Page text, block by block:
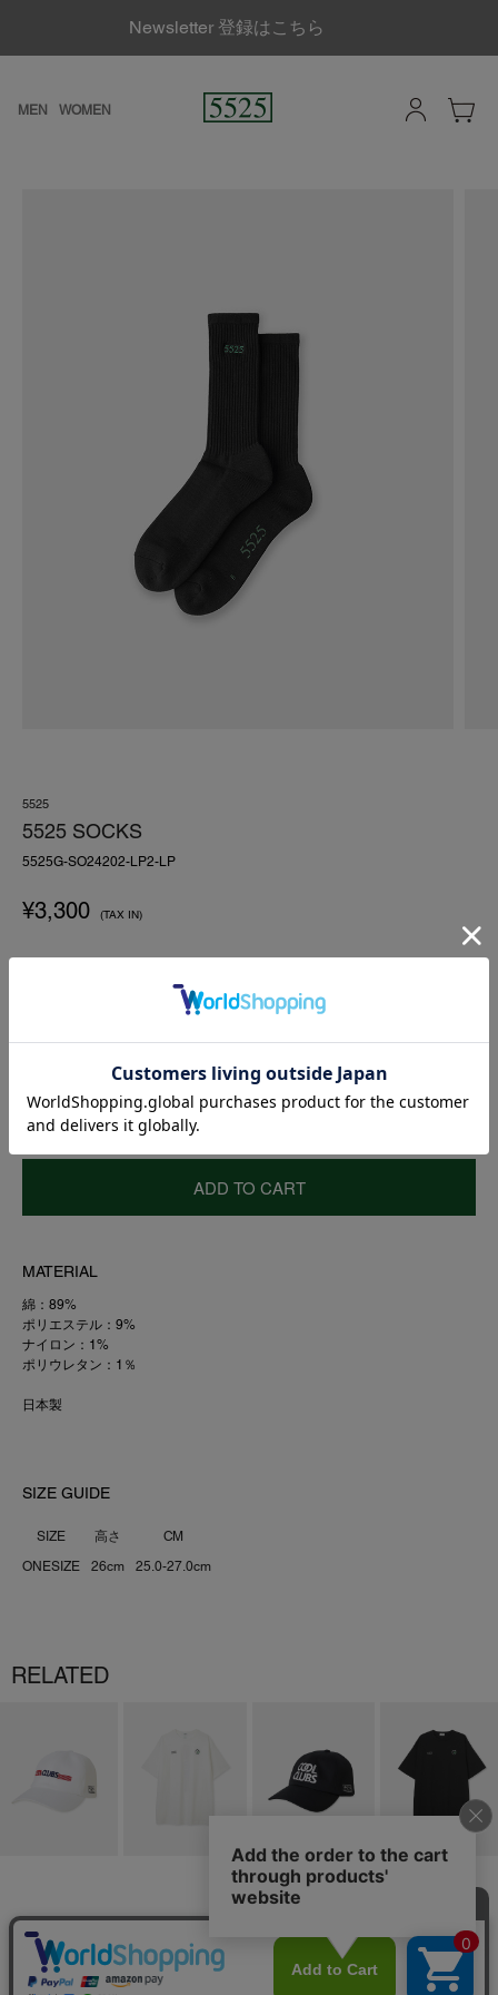
Newsletter 登録はこちら
MEN WOMEN
5525
5525 SOCKS
5525G-SO24202-LP2-LP
¥3,300 (TAX IN)
ADD TO CART
MATERIAL
綿：89%
ポリエステル：9%
ナイロン：1%
ポリウレタン：1％
日本製
SIZE GUIDE
SIZE 高さ
CM
ONESIZE
26cm 25.0-27.0cm
RELATED
JOIN OUR NEWSLETTER